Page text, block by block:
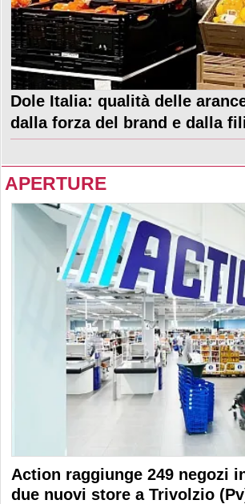
Dole Italia: qualità delle
dalla forza del brand e dalla
APERTURE
Action raggiunge 249 negozi
due nuovi store a Trivolzio